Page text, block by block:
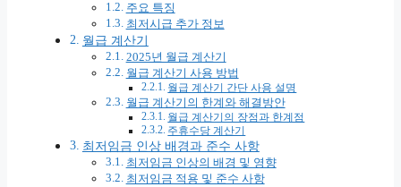
주요 특징
최저시급 추가 정보
월급 계산기
2025년 월급 계산기
월급 계산기 사용 방법
월급 계산기 간단 사용 설명
월급 계산기의 한계와 해결방안
월급 계산기의 장점과 한계점
주휴수당 계산기
최저임금 인상 배경과 준수 사항
최저임금 인상의 배경 및 영향
최저임금 적용 및 준수 사항